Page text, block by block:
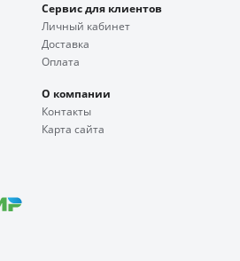
Сервис для клиентов
Личный кабинет
Доставка
Оплата
О компании
Контакты
Карта сайта